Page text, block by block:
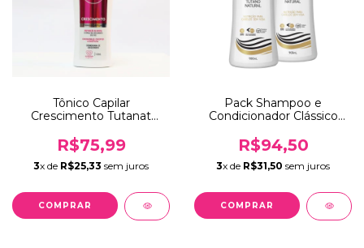
Tônico Capilar
Crescimento Tutanat
R$75,99
3x de R$25,33 sem juros
Pack Shampoo e
Condicionador Clássico
R$94,50
3x de R$31,50 sem juros